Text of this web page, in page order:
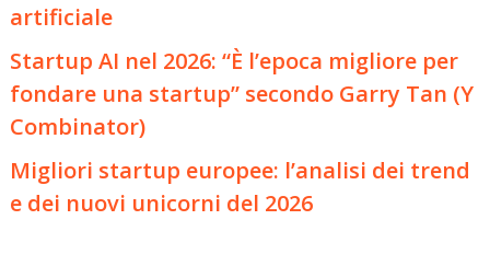
artificiale
Startup AI nel 2026: “È l’epoca migliore per
fondare una startup” secondo Garry Tan (Y
Combinator)
Migliori startup europee: l’analisi dei trend
e dei nuovi unicorni del 2026